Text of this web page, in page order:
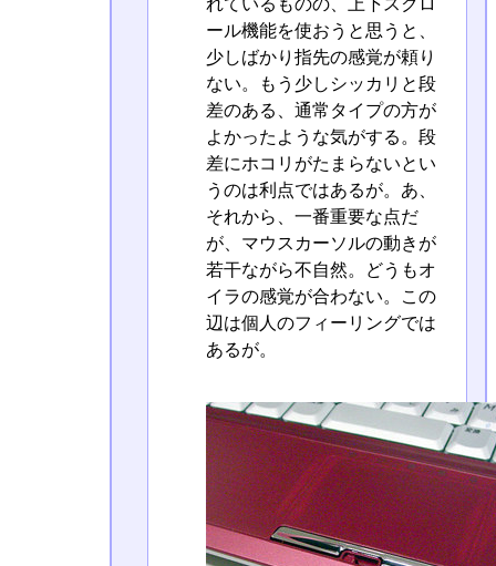
ール機能を使おうと思うと、
少しばかり指先の感覚が頼り
ない。もう少しシッカリと段
差のある、通常タイプの方が
よかったような気がする。段
差にホコリがたまらないとい
うのは利点ではあるが。あ、
それから、一番重要な点だ
が、マウスカーソルの動きが
若干ながら不自然。どうもオ
イラの感覚が合わない。この
辺は個人のフィーリングでは
あるが。